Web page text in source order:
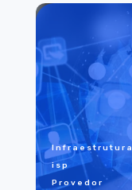
Infraestrutura
isp
Provedor